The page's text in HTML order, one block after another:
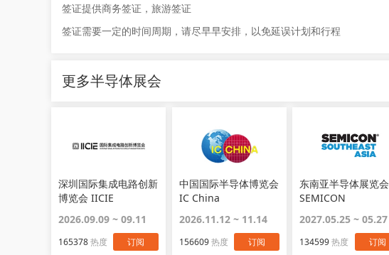
签证提供商务签证，旅游签证
签证需要一定的时间周期，请尽早早安排，以免延误计划和行程
更多半导体展会
深圳国际集成电路创新
博览会 IICIE
2026.09.09 ~ 09.11
165378热度 订阅
中国国际半导体博览会
IC China
2026.11.12 ~ 11.14
156609热度 订阅
东南亚半导体展览会
SEMICON
2027.05.25 ~ 05.27
134599热度 订阅